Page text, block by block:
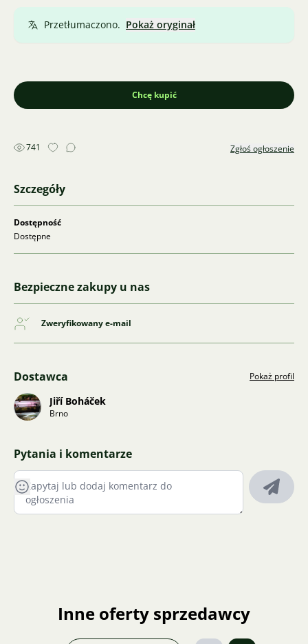
Przetłumaczono. Pokaż oryginał
Chcę kupić
741 Zgłoś ogłoszenie
Szczegóły
Dostępność
Dostępne
Bezpieczne zakupy u nas
Zweryfikowany e-mail
Dostawca Pokaż profil
Jiří Boháček
Brno
Pytania i komentarze
Inne oferty sprzedawcy